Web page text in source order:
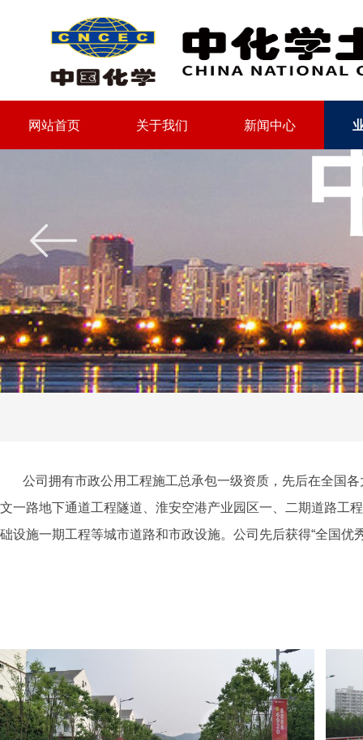
ꂃ
网站首页 关于我们 新闻中心
公司拥有市政公用工程施工总承包一级资质，先后在全国各
文一路地下通道工程隧道、淮安空港产业园区一、二期道路工
础设施一期工程等城市道路和市政设施。公司先后获得“全国优